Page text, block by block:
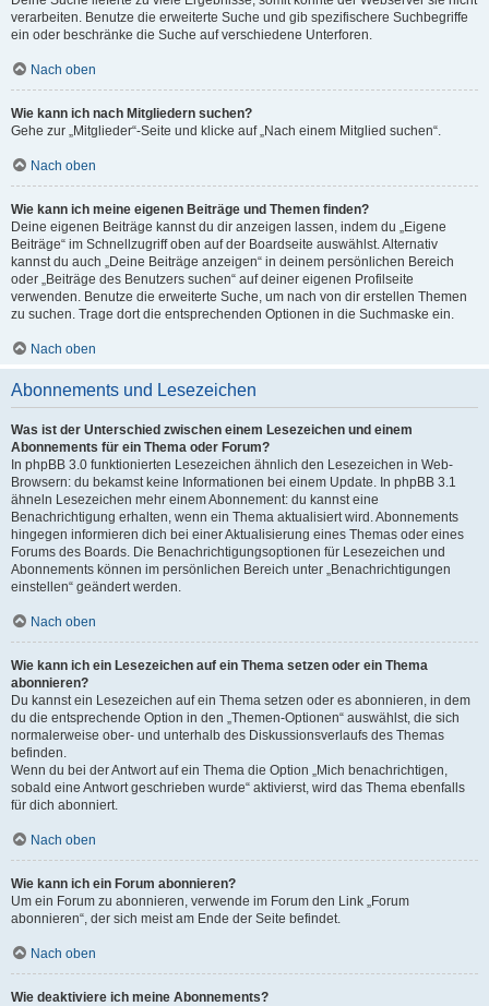
verarbeiten. Benutze die erweiterte Suche und gib spezifischere Suchbegriffe
ein oder beschränke die Suche auf verschiedene Unterforen.
Nach oben
Wie kann ich nach Mitgliedern suchen?
Gehe zur „Mitglieder“-Seite und klicke auf „Nach einem Mitglied suchen“.
Nach oben
Wie kann ich meine eigenen Beiträge und Themen finden?
Deine eigenen Beiträge kannst du dir anzeigen lassen, indem du „Eigene
Beiträge“ im Schnellzugriff oben auf der Boardseite auswählst. Alternativ
kannst du auch „Deine Beiträge anzeigen“ in deinem persönlichen Bereich
oder „Beiträge des Benutzers suchen“ auf deiner eigenen Profilseite
verwenden. Benutze die erweiterte Suche, um nach von dir erstellen Themen
zu suchen. Trage dort die entsprechenden Optionen in die Suchmaske ein.
Nach oben
Abonnements und Lesezeichen
Was ist der Unterschied zwischen einem Lesezeichen und einem
Abonnements für ein Thema oder Forum?
In phpBB 3.0 funktionierten Lesezeichen ähnlich den Lesezeichen in Web-
Browsern: du bekamst keine Informationen bei einem Update. In phpBB 3.1
ähneln Lesezeichen mehr einem Abonnement: du kannst eine
Benachrichtigung erhalten, wenn ein Thema aktualisiert wird. Abonnements
hingegen informieren dich bei einer Aktualisierung eines Themas oder eines
Forums des Boards. Die Benachrichtigungsoptionen für Lesezeichen und
Abonnements können im persönlichen Bereich unter „Benachrichtigungen
einstellen“ geändert werden.
Nach oben
Wie kann ich ein Lesezeichen auf ein Thema setzen oder ein Thema
abonnieren?
Du kannst ein Lesezeichen auf ein Thema setzen oder es abonnieren, in dem
du die entsprechende Option in den „Themen-Optionen“ auswählst, die sich
normalerweise ober- und unterhalb des Diskussionsverlaufs des Themas
befinden.
Wenn du bei der Antwort auf ein Thema die Option „Mich benachrichtigen,
sobald eine Antwort geschrieben wurde“ aktivierst, wird das Thema ebenfalls
für dich abonniert.
Nach oben
Wie kann ich ein Forum abonnieren?
Um ein Forum zu abonnieren, verwende im Forum den Link „Forum
abonnieren“, der sich meist am Ende der Seite befindet.
Nach oben
Wie deaktiviere ich meine Abonnements?